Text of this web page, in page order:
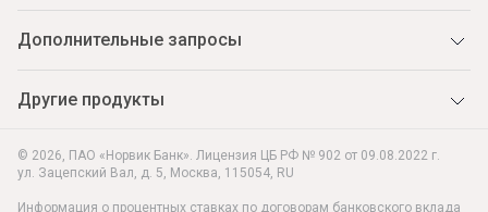
© 2026, ПАО «Норвик Банк». Лицензия ЦБ РФ № 902 от 09.08.2022 г.
ул. Зацепский Вал, д. 5, Москва, 115054, RU
Информация о процентных ставках по договорам банковского вклада
Дополнительные запросы
Другие продукты